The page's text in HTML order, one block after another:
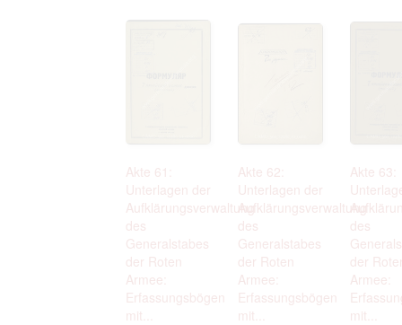
Akte 61:
Unterlagen der
Aufklärungsverwaltung
des
Generalstabes
der Roten
Armee:
Erfassungsbögen
mit...
Akte 62:
Unterlagen der
Aufklärungsverwaltung
des
Generalstabes
der Roten
Armee:
Erfassungsbögen
mit...
Akte 63:
des
der
Armee:
mit...